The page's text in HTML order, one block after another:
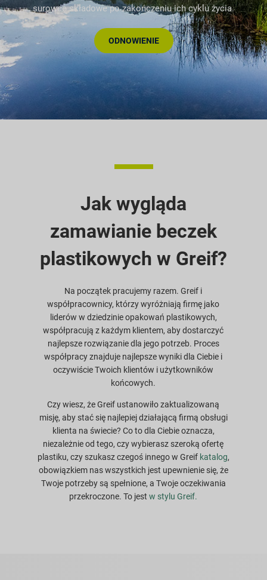
surowce składowe po zakończeniu ich cyklu życia.
ODNOWIENIE
Jak wygląda
zamawianie beczek
plastikowych w Greif?
Na początek pracujemy razem. Greif i
współpracownicy, którzy wyróżniają firmę jako
liderów w dziedzinie opakowań plastikowych,
współpracują z każdym klientem, aby dostarczyć
najlepsze rozwiązanie dla jego potrzeb. Proces
współpracy znajduje najlepsze wyniki dla Ciebie i
oczywiście Twoich klientów i użytkowników
końcowych.
Czy wiesz, że Greif ustanowiło zaktualizowaną
misję, aby stać się najlepiej działającą firmą obsługi
klienta na świecie? Co to dla Ciebie oznacza,
niezależnie od tego, czy wybierasz szeroką ofertę
plastiku, czy szukasz czegoś innego w Greif katalog,
obowiązkiem nas wszystkich jest upewnienie się, że
Twoje potrzeby są spełnione, a Twoje oczekiwania
przekroczone. To jestw stylu Greif.